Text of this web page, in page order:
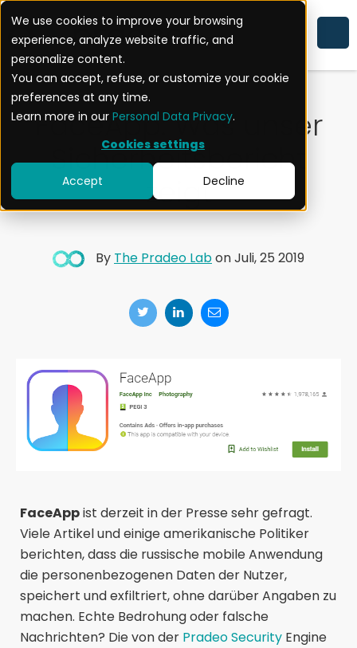
We use cookies to improve your browsing
experience, analyze website traffic, and
personalize content.
You can accept, refuse, or customize your cookie
preferences at any time.
Learn more in our Personal Data Privacy.
Cookies settings
Accept Decline
NACHRICHTEN
FaceApp: Was unser
Sicherheitsbericht
zeigt
By The Pradeo Labon Juli, 25 2019
FaceAppist derzeit in der Presse sehr gefragt.
Viele Artikel und einige amerikanische Politiker
berichten, dass die russische mobile Anwendung
die personenbezogenen Daten der Nutzer,
speichert und exfiltriert, ohne darüber Angaben zu
machen. Echte Bedrohung oder falsche
Nachrichten? Die von der Pradeo Security Engine